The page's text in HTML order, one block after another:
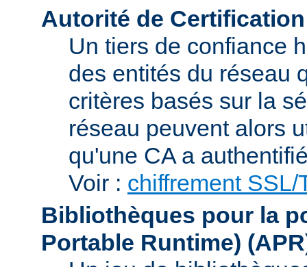
Autorité de
Un tiers de confiance
des entités du réseau
critères basés sur la
réseau peuvent alors
qu'une CA a
Voir : chiffrement SSL/
Bibliothèques pour la
Portable Runtime)